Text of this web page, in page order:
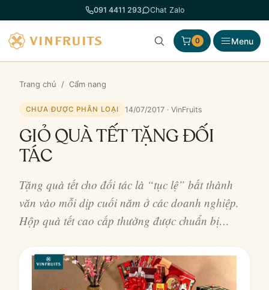
đến
phần
nội
dung
091 4411 293 Chat Zalo
0 Menu
Trang chủ / Cẩm nang
CHƯA ĐƯỢC PHÂN LOẠI 14/07/2017 · VinFruits
GIỎ QUÀ TẾT TẶNG ĐỐI
TÁC
Tặng quà tết cho đối tác là “tục lệ” bất thành
văn vào mỗi dịp cuối năm ở các doanh nghiệp.
Hộp quà tết cao cấp thường được chuẩn bị…